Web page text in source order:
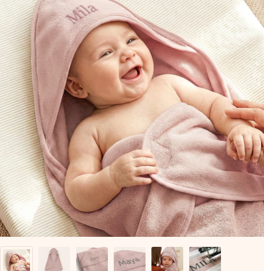
4,8 (+15 000 arvostelun perusteella)
Lahjamme inspiroivat. Asiakkaiden arvosana on 4,8 Google
Reviewsissä.
Ilmainen tervehdyskortti
Tilaa tänään – personoitu lahja valmistuu ja lähtee matkaan
nopeammin kuin ehdit sanoa “yllätys!”